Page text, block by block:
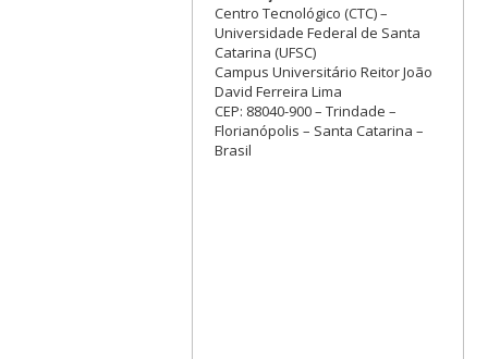
Centro Tecnológico (CTC) –
Universidade Federal de Santa
Catarina (UFSC)
Campus Universitário Reitor João
David Ferreira Lima
CEP: 88040-900 – Trindade –
Florianópolis – Santa Catarina –
Brasil